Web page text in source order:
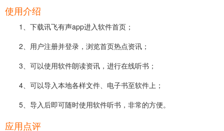
使用介绍
1、下载讯飞有声app进入软件首页；
2、用户注册并登录，浏览首页热点资讯；
3、可以使用软件朗读资讯，进行在线听书；
4、可以导入本地各样文件、电子书至软件上；
5、导入后即可随时使用软件听书，非常的方便。
应用点评